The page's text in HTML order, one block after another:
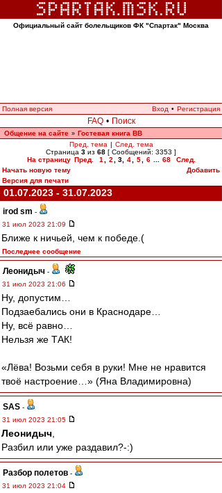
Официальный сайт болельщиков ФК "Спартак" Москва
Полная версия Вход • Регистрация
FAQ • Поиск
Общение на сайте » Гостевая книга ВВ
Пред. тема | След. тема
Страница 3 из 68 [ Сообщений: 3353 ]
На страницу Пред. 1 2 3, 4 5 6 68
След.
Начать новую тему
Добавить
Версия для печати
01.07.2023 - 31.07.2023
irod sm -
31 июл 2023 21:09
Ближе к ничьей, чем к победе.(
Последнее сообщение
Леонидыч -
31 июл 2023 21:06
Ну, допустим…
Подзаебались они в Краснодаре…
Ну, всё равно…
Нельзя же ТАК!
«Лёва! Возьми себя в руки! Мне не нравится
твоё настроение…» (Яна Владимировна)
SAS -
31 июл 2023 21:05
Леонидыч
Разбил или уже раздавил?-:)
Разбор полетов -
31 июл 2023 21:04